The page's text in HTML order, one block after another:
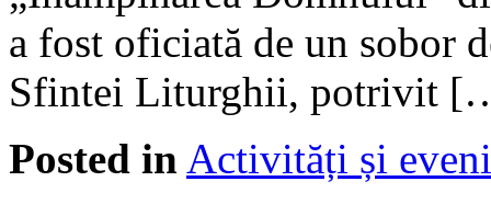
a fost oficiată de un sobor
Sfintei Liturghii, potrivit
Posted in Activități și